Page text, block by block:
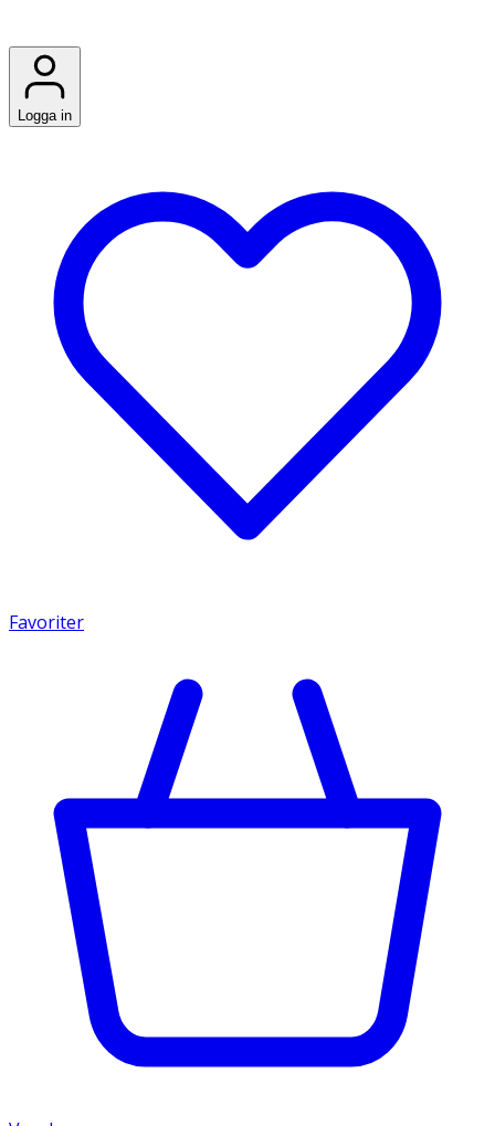
Logga in
Favoriter